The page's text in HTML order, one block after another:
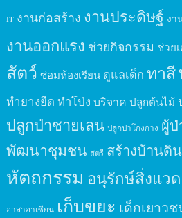
IT งานก่อสร้าง งานประดิษฐ์ งา
งานออกแรง ช่วยกิจกรรม ช่วย
สัตว์ ซ่อมห้องเรียน ดูแลเด็ก ทาสี
ทำยางยืด ทำโป่ง บริจาค ปลูกต้นไม้
ปลูกป่าชายเลน ปลูกป่าโกงกาง ผู้ป่
พัฒนาชุมชน สตรี สร้างบ้านดิน
หัตถกรรม อนุรักษ์สิ่งแว
อาสาอาเซียน เก็บขยะ เด็กเยาว